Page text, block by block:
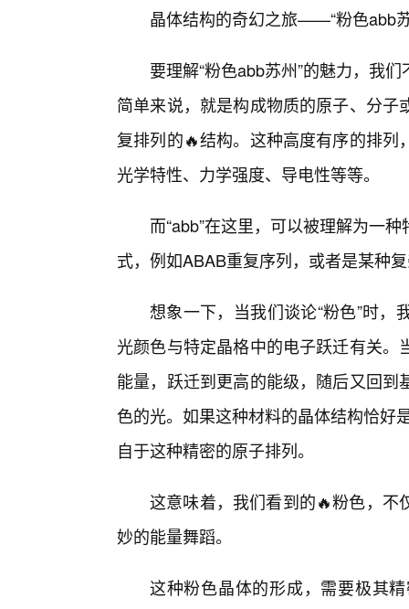
晶体结构的奇幻之旅——“粉色abb
要理解“粉色abb苏州”的魅力，我
简单来说，就是构成物质的原子、分
复排列的🔥结构。这种高度有序的排
光学特性、力学强度、导电性等等。
而“abb”在这里，可以被理解为一
式，例如ABAB重复序列，或者是某种
想象一下，当我们谈论“粉色”时
光颜色与特定晶格中的电子跃迁有关
能量，跃迁到更高的能级，随后又回
色的光。如果这种材料的晶体结构恰好
自于这种精密的原子排列。
这意味着，我们看到的🔥粉色，不
妙的能量舞蹈。
这种粉色晶体的形成，需要极其